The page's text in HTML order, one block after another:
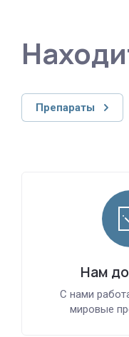
Препараты
Нам
С нами
мировые